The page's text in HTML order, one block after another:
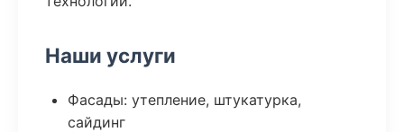
Наши услуги
Фасады: утепление, штукатурка,
сайдинг